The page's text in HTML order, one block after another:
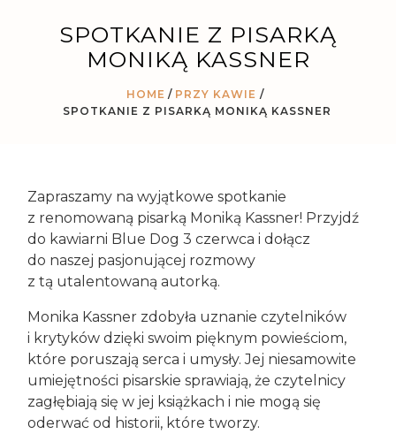
SPOTKANIE Z PISARKĄ
MONIKĄ KASSNER
HOME PRZY KAWIE /
SPOTKANIE Z PISARKĄ MONIKĄ KASSNER
Zapraszamy na wyjątkowe spotkanie
z renomowaną pisarką Moniką Kassner! Przyjdź
do kawiarni Blue Dog 3 czerwca i dołącz
do naszej pasjonującej rozmowy
z tą utalentowaną autorką.
Monika Kassner zdobyła uznanie czytelników
i krytyków dzięki swoim pięknym powieściom,
które poruszają serca i umysły. Jej niesamowite
umiejętności pisarskie sprawiają, że czytelnicy
zagłębiają się w jej książkach i nie mogą się
oderwać od historii, które tworzy.